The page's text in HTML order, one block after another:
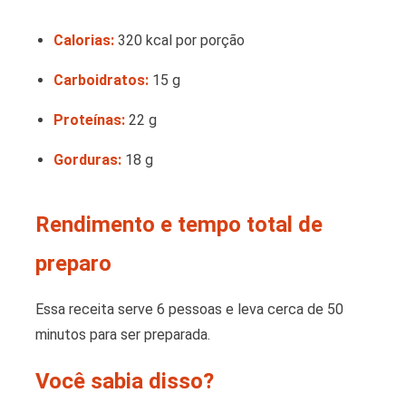
Calorias: 320 kcal por porção
Carboidratos: 15 g
Proteínas: 22 g
Gorduras: 18 g
Rendimento e tempo total de
preparo
Essa receita serve 6 pessoas e leva cerca de 50
minutos para ser preparada.
Você sabia disso?